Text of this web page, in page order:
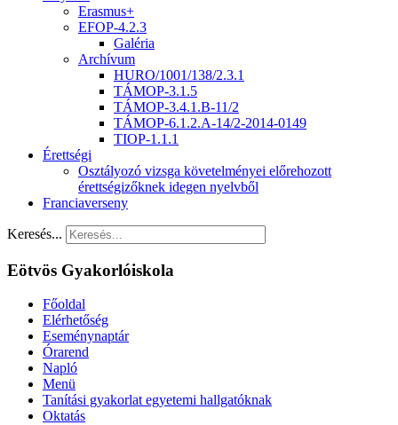
Erasmus+
EFOP-4.2.3
Galéria
Archívum
HURO/1001/138/2.3.1
TÁMOP-3.1.5
TÁMOP-3.4.1.B-11/2
TÁMOP-6.1.2.A-14/2-2014-0149
TIOP-1.1.1
Érettségi
Osztályozó vizsga követelményei előrehozott
érettségizőknek idegen nyelvből
Franciaverseny
Keresés...
Eötvös Gyakorlóiskola
Főoldal
Elérhetőség
Eseménynaptár
Órarend
Napló
Menü
Tanítási gyakorlat egyetemi hallgatóknak
Oktatás